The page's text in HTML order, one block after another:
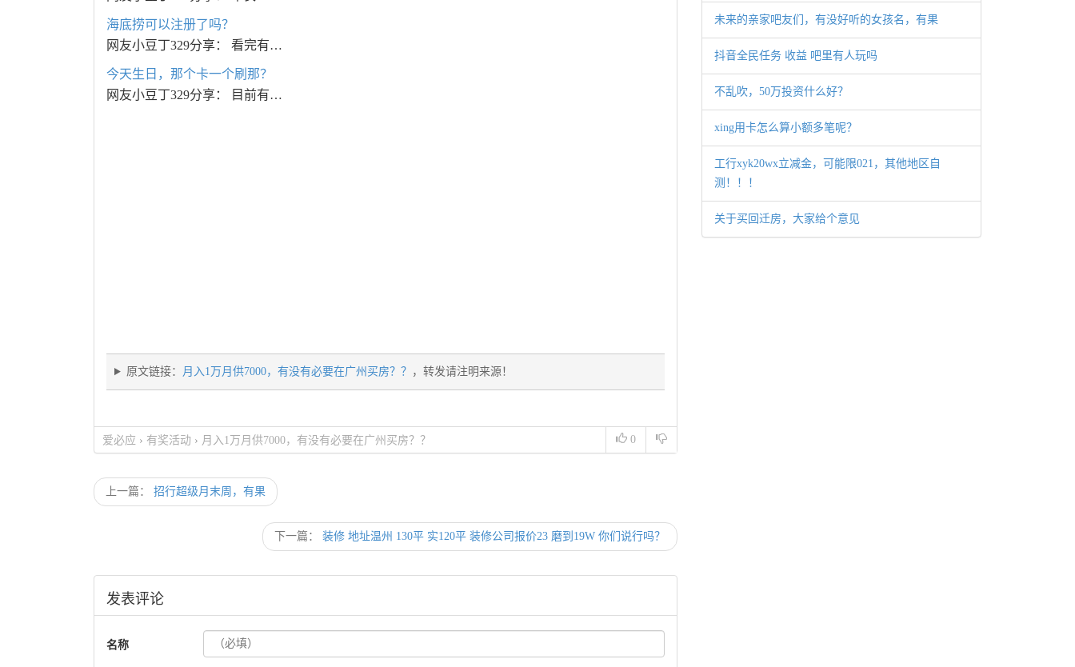
海底捞可以注册了吗？
网友小豆丁329分享： 看完有…
今天生日，那个卡一个刷那？
网友小豆丁329分享： 目前有…
原文链接： 月入1万月供7000，有没有必要在广州买房？？ ，转发请注明来源！
0
爱必应 › 有奖活动 › 月入1万月供7000，有没有必要在广州买房？？
上一篇： 招行超级月末周，有果
下一篇： 装修 地址温州 130平 实120平 装修公司报价23 磨到19W 你们说行吗？
发表评论
名称
未来的亲家吧友们，有没好听的女孩名，有果
抖音全民任务 收益 吧里有人玩吗
不乱吹，50万投资什么好？
xing用卡怎么算小额多笔呢？
工行xyk20wx立减金，可能限021，其他地区自
测！！！
关于买回迁房，大家给个意见